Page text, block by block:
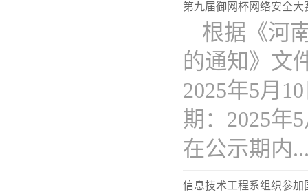
第九届御网杯网络安全大
根据《河
的通知》文
2025年5月
期：2025年
在公示期内
信息技术工程系组织参